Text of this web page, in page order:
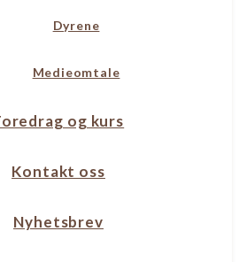
Dyrene
Medieomtale
og kurs
Kontakt oss
Nyhetsbrev